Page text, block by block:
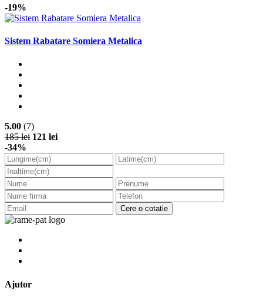
-19%
Sistem Rabatare Somiera Metalica
5.00 (7)
185 lei 121 lei
-34%
Cere o cotatie
Ajutor